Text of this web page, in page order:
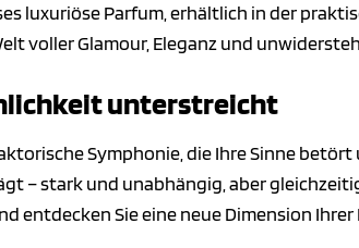
luxuriöse Parfum, erhältlich in der
voller Glamour, Eleganz und
unterstreicht
Symphonie, die Ihre Sinne
– stark und unabhängig, aber
entdecken Sie eine neue Dimension